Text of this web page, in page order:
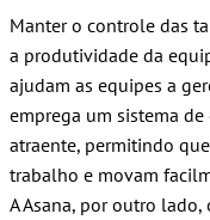
Manter o controle das
a produtividade da
ajudam as equipes a
emprega um sistema
atraente, permitindo
trabalho e movam
A Asana, por outro